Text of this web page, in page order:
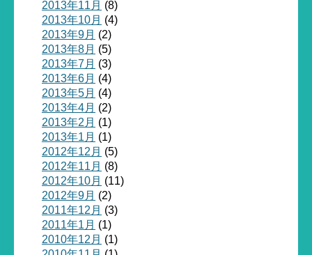
2013年11月 (8)
2013年10月 (4)
2013年9月 (2)
2013年8月 (5)
2013年7月 (3)
2013年6月 (4)
2013年5月 (4)
2013年4月 (2)
2013年2月 (1)
2013年1月 (1)
2012年12月 (5)
2012年11月 (8)
2012年10月 (11)
2012年9月 (2)
2011年12月 (3)
2011年1月 (1)
2010年12月 (1)